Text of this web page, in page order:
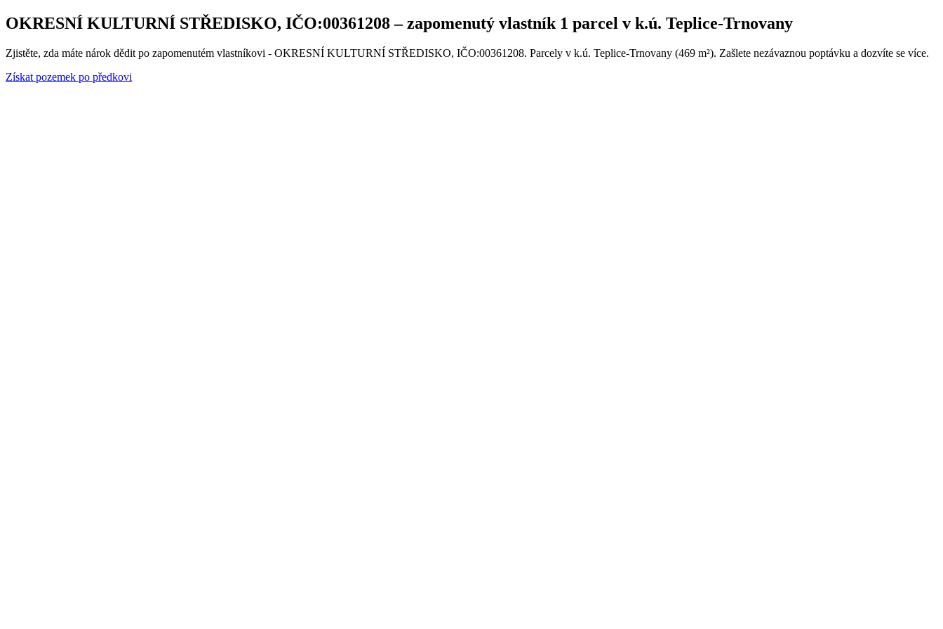
OKRESNÍ KULTURNÍ STŘEDISKO, IČO:00361208 – zapomenutý vlastník 1 parcel v k.ú. Teplice-Trnovany
Zjistěte, zda máte nárok dědit po zapomenutém vlastníkovi - OKRESNÍ KULTURNÍ STŘEDISKO, IČO:00361208. Parcely v k.ú. Teplice-Trnovany (469 m²). Zašlete nezávaznou poptávku a dozvíte se více.
Získat pozemek po předkovi